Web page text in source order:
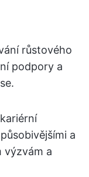
růstového
podpory a
a
výzvám a